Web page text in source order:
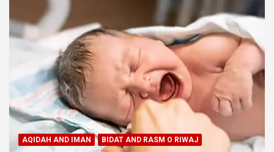
AQIDAH AND IMAN BIDAT AND RASM O RIWAJ